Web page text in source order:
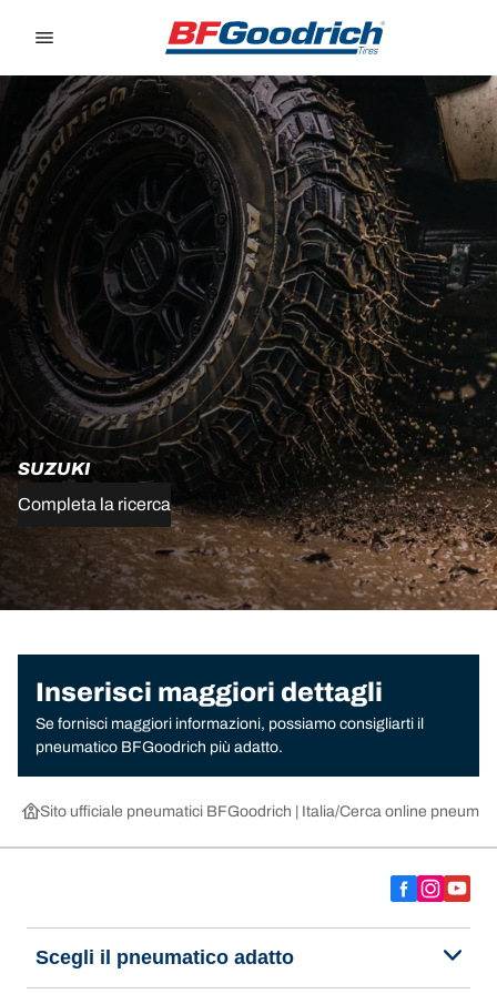
SUZUKI
Completa la ricerca
Inserisci maggiori dettagli
Se fornisci maggiori informazioni, possiamo consigliarti il
pneumatico BFGoodrich più adatto.
Sito ufficiale pneumatici BFGoodrich | Italia Cerca online
Scegli il pneumatico adatto